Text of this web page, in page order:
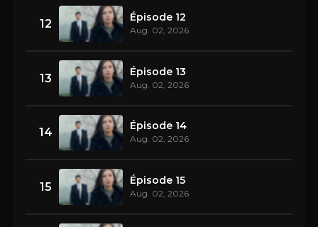
12 Épisode 12
Aug. 02, 2026
13 Épisode 13
Aug. 02, 2026
14 Épisode 14
Aug. 02, 2026
15 Épisode 15
Aug. 02, 2026